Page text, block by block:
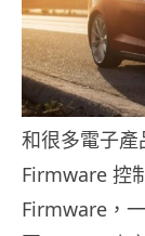
和很多電子
Firmware 控
Firmware，